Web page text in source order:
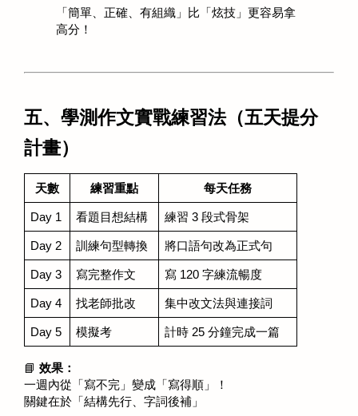
「簡單、正確、有組織」比「炫技」更容易拿
高分！
五、學測作文實戰練習法（五天提分
計畫）
天數 練習重點 每天任務
Day 1 看題目想結構 練習 3 段式骨架
Day 2 訓練句型轉換 將口語句改為正式句
Day 3 寫完整作文 寫 120 字練流暢度
Day 4 找老師批改 集中改文法與連接詞
Day 5 模擬考 計時 25 分鐘完成一篇
📘 效果：
一週內從「寫不完」變成「寫得順」！
關鍵在於「結構先行、字詞後補」